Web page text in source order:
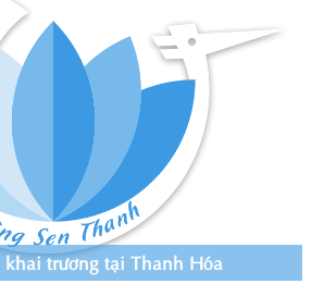
trương tại Thanh Hóa